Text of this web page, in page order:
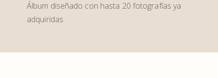
Álbum diseñado con hasta 20 fotografías ya
adquiridas.